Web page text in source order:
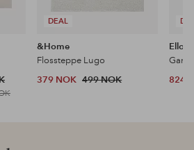
DEAL
&Home
Flossteppe Lugo
379 NOK 499 NOK
Ellos
824